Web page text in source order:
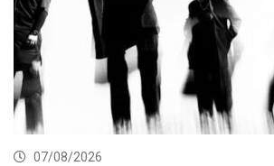
07/08/2026